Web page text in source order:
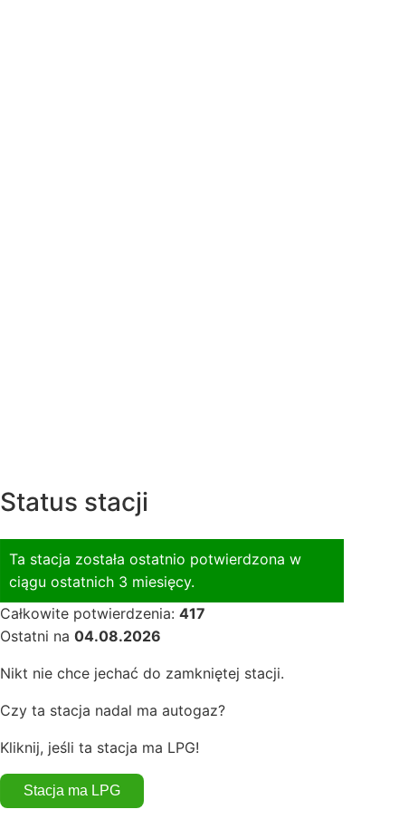
Status stacji
Ta stacja została ostatnio potwierdzona w
ciągu ostatnich 3 miesięcy.
Całkowite potwierdzenia: 417
Ostatni na 04.08.2026
Nikt nie chce jechać do zamkniętej stacji.
Czy ta stacja nadal ma autogaz?
Kliknij, jeśli ta stacja ma LPG!